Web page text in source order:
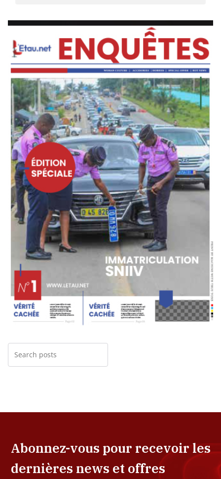
Abonnez-vous pour recevoir les
dernières news et offres